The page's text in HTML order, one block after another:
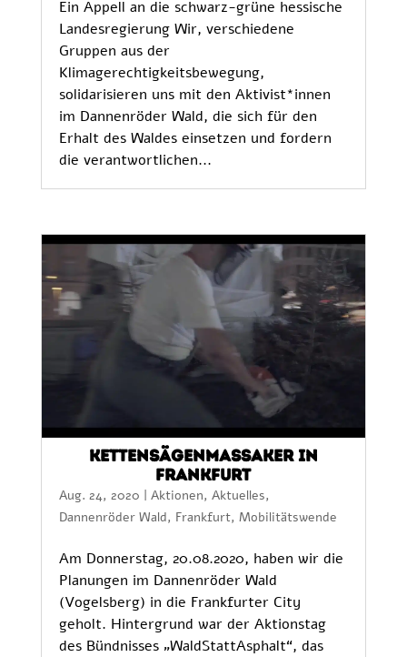
Ein Appell an die schwarz-grüne hessische
Landesregierung Wir, verschiedene
Gruppen aus der
Klimagerechtigkeitsbewegung,
solidarisieren uns mit den Aktivist*innen
im Dannenröder Wald, die sich für den
Erhalt des Waldes einsetzen und fordern
die verantwortlichen...
Kettensägenmassaker in
Frankfurt
Aug. 24, 2020 | Aktionen, Aktuelles,
Dannenröder Wald, Frankfurt, Mobilitätswende
Am Donnerstag, 20.08.2020, haben wir die
Planungen im Dannenröder Wald
(Vogelsberg) in die Frankfurter City
geholt. Hintergrund war der Aktionstag
des Bündnisses „WaldStattAsphalt“, das